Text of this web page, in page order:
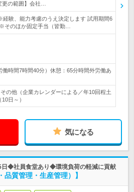
の範囲】会社…
験、能力考慮のうえ決定します 試用期間6
そのほか固定手当（皆勤…
働時間7時間40分）休憩：65分時間外労働あ
の他（企業カレンダーによる／年10回程土
日～）
気になる
日◆社員食堂あり◆環境負荷の軽減に貢献
品質管理・生産管理）】